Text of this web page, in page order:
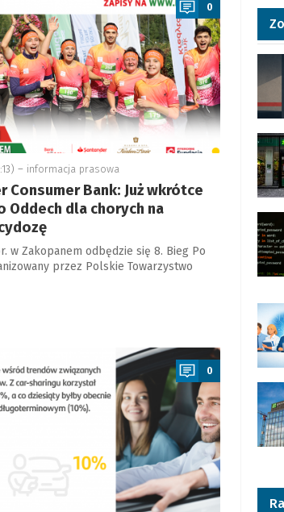
0
– informacja prasowa
Consumer Bank: Już wkrótce
Oddech dla chorych na
w Zakopanem odbędzie się 8. Bieg Po
przez Polskie Towarzystwo
0